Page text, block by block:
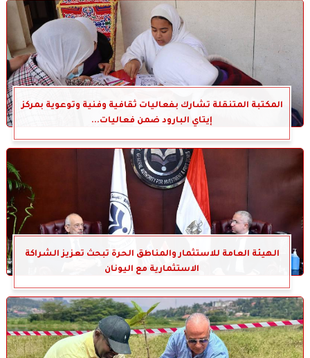
المكتبة المتنقلة تشارك بفعاليات ثقافية وفنية وتوعوية بمركز
إيتاي البارود ضمن فعاليات...
الهيئة العامة للاستثمار والمناطق الحرة تبحث تعزيز الشراكة
الاستثمارية مع اليونان